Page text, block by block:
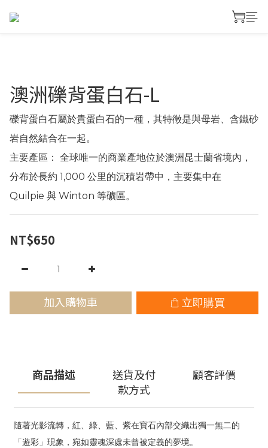
澳洲礫背蛋白石-L
礫背蛋白石屬於貴蛋白石的一種，其特徵是與母岩、含鐵砂
岩自然結合在一起。
主要產區： 全球唯一的商業產地位於澳洲昆士蘭省境內，
分布於長約 1,000 公里的沉積岩帶中，主要集中在
Quilpie 與 Winton 等礦區。
NT$650
加入購物車 立即購買
商品描述
送貨及付
款方式
顧客評價
隨著光影流轉，紅、綠、藍、紫在寶石內部交織出獨一無二的
「遊彩」現象，宛如靈魂深處未曾被定義的夢境。